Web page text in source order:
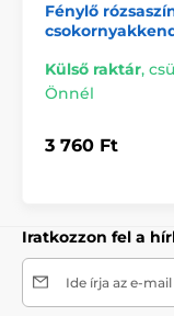
Fénylő
Külső raktár,
Önnél
3 760 Ft
Iratkozzon fel a
Ide írja az e-